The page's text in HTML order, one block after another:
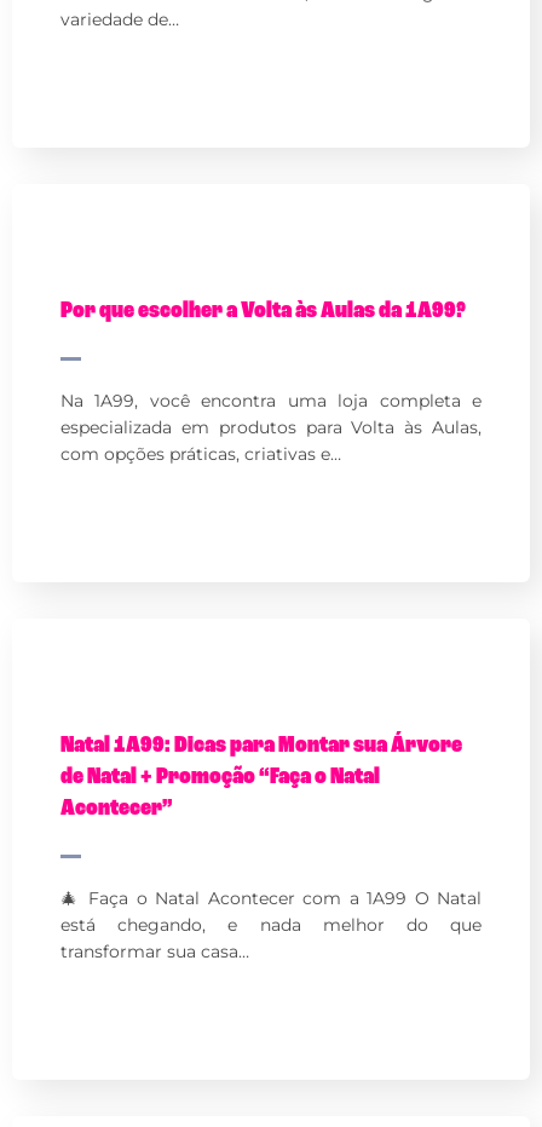
variedade de…
Por que escolher a Volta às Aulas da 1A99?
Na 1A99, você encontra uma loja completa e
especializada em produtos para Volta às Aulas,
com opções práticas, criativas e…
Natal 1A99: Dicas para Montar sua Árvore
de Natal + Promoção “Faça o Natal
Acontecer”
🎄 Faça o Natal Acontecer com a 1A99 O Natal
está chegando, e nada melhor do que
transformar sua casa…